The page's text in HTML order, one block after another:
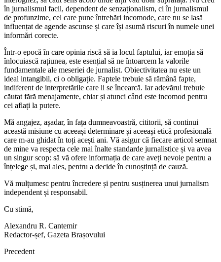
în jurnalismul facil, dependent de senzaționalism, ci în jurnalismul
de profunzime, cel care pune întrebări incomode, care nu se lasă
influențat de agende ascunse și care își asumă riscuri în numele unei
informări corecte.
Într-o epocă în care opinia riscă să ia locul faptului, iar emoția să
înlocuiască rațiunea, este esențial să ne întoarcem la valorile
fundamentale ale meseriei de jurnalist. Obiectivitatea nu este un
ideal intangibil, ci o obligație. Faptele trebuie să rămână fapte,
indiferent de interpretările care li se încearcă. Iar adevărul trebuie
căutat fără menajamente, chiar și atunci când este incomod pentru
cei aflați la putere.
Mă angajez, așadar, în fața dumneavoastră, cititorii, să continui
această misiune cu aceeași determinare și aceeași etică profesională
care m-au ghidat în toți acești ani. Vă asigur că fiecare articol semnat
de mine va respecta cele mai înalte standarde jurnalistice și va avea
un singur scop: să vă ofere informația de care aveți nevoie pentru a
înțelege și, mai ales, pentru a decide în cunoștință de cauză.
Vă mulțumesc pentru încredere și pentru susținerea unui jurnalism
independent și responsabil.
Cu stimă,
Alexandru R. Cantemir
Redactor-șef, Gazeta Brașovului
Precedent